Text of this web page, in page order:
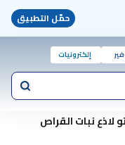
حمّل التطبيق
إلكترونيات
نبات القراص